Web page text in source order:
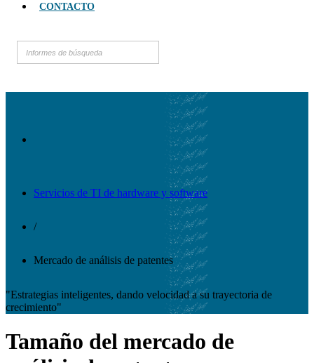
CONTACTO
Servicios de TI de hardware y software
/
Mercado de análisis de patentes
"Estrategias inteligentes, dando velocidad a su trayectoria de
crecimiento"
Tamaño del mercado de